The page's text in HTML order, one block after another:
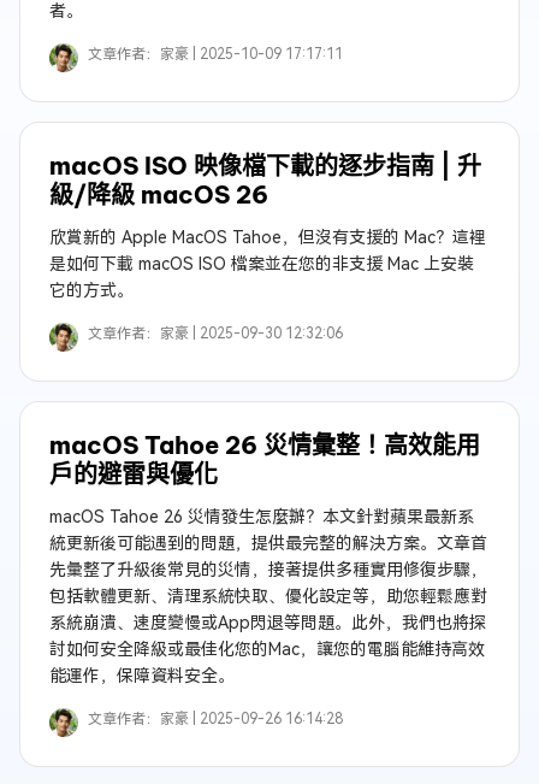
者。
文章作者： 家豪 | 2025-10-09 17:17:11
macOS ISO 映像檔下載的逐步指南 | 升
級/降級 macOS 26
欣賞新的 Apple MacOS Tahoe，但沒有支援的 Mac？這裡
是如何下載 macOS ISO 檔案並在您的非支援 Mac 上安裝
它的方式。
文章作者： 家豪 | 2025-09-30 12:32:06
macOS Tahoe 26 災情彙整！高效能用
戶的避雷與優化
macOS Tahoe 26 災情發生怎麼辦？本文針對蘋果最新系
統更新後可能遇到的問題，提供最完整的解決方案。文章首
先彙整了升級後常見的災情，接著提供多種實用修復步驟，
包括軟體更新、清理系統快取、優化設定等，助您輕鬆應對
系統崩潰、速度變慢或App閃退等問題。此外，我們也將探
討如何安全降級或最佳化您的Mac，讓您的電腦能維持高效
能運作，保障資料安全。
文章作者： 家豪 | 2025-09-26 16:14:28